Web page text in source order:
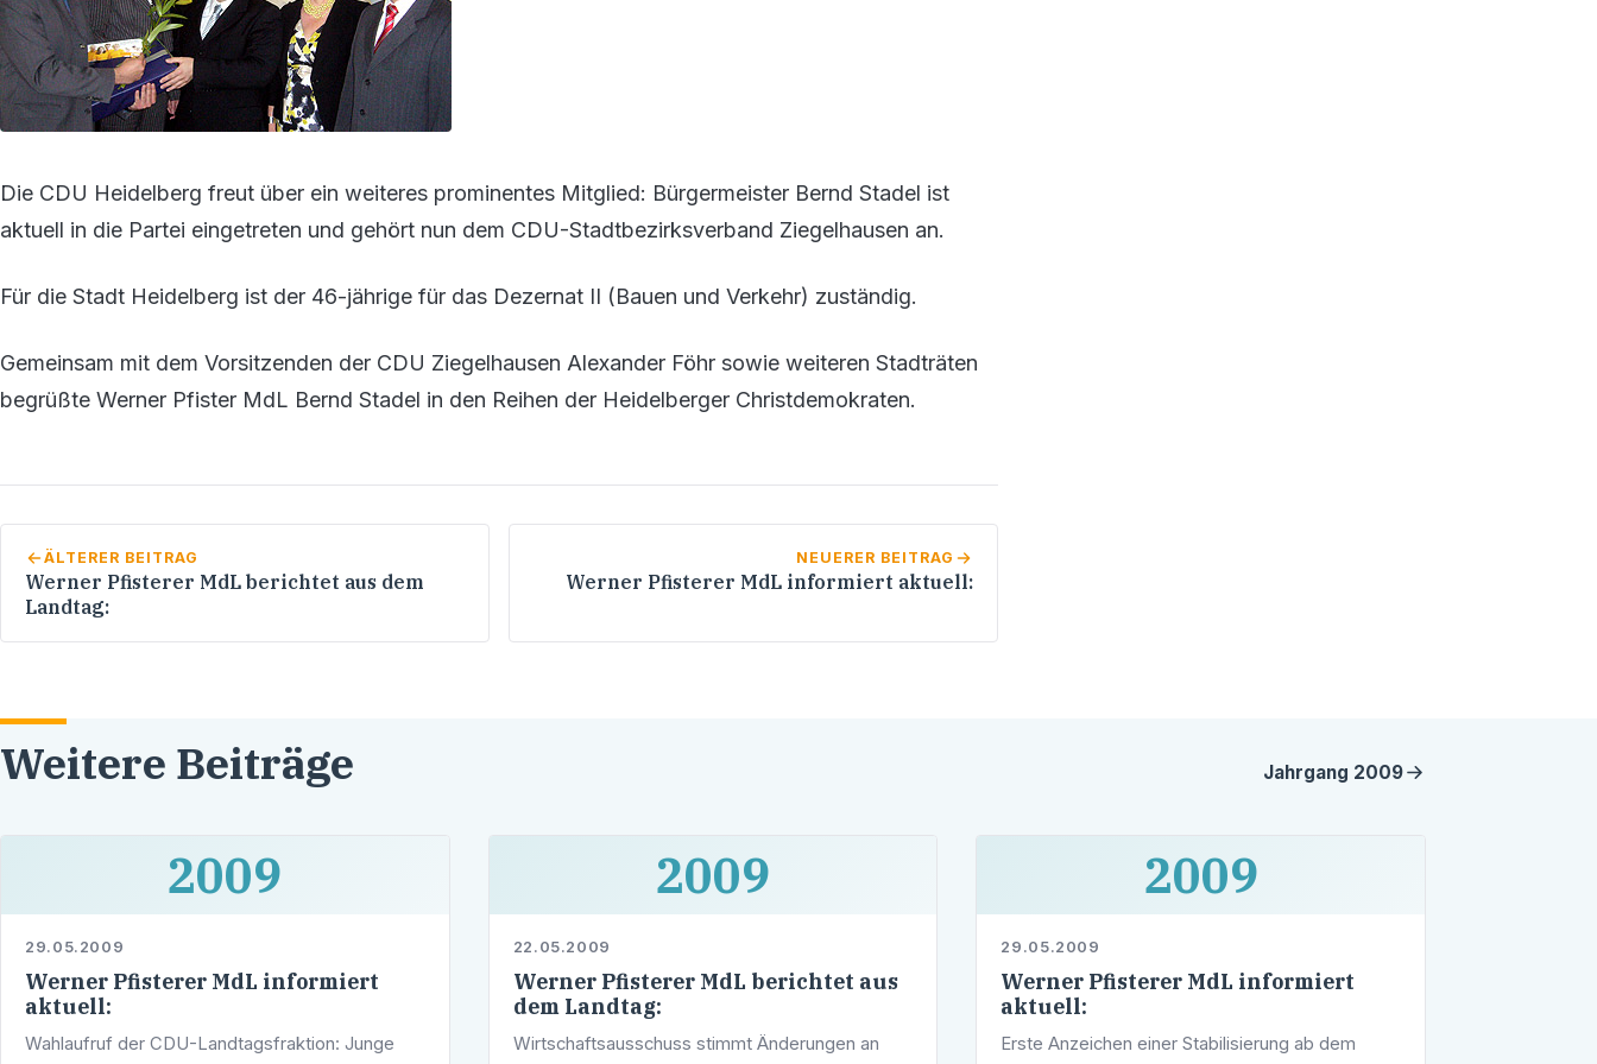
Die CDU Heidelberg freut über ein weiteres prominentes Mitglied: Bürgermeister Bernd Stadel ist
aktuell in die Partei eingetreten und gehört nun dem CDU-Stadtbezirksverband Ziegelhausen an.
Für die Stadt Heidelberg ist der 46-jährige für das Dezernat II (Bauen und Verkehr) zuständig.
Gemeinsam mit dem Vorsitzenden der CDU Ziegelhausen Alexander Föhr sowie weiteren Stadträten
begrüßte Werner Pfister MdL Bernd Stadel in den Reihen der Heidelberger Christdemokraten.
ÄLTERER BEITRAG
Werner Pfisterer MdL berichtet aus dem
Landtag:
NEUERER BEITRAG
Werner Pfisterer MdL informiert aktuell:
Weitere Beiträge Jahrgang 2009
2009
29.05.2009
Werner Pfisterer MdL informiert
aktuell:
Wahlaufruf der CDU-Landtagsfraktion: Junge
2009
22.05.2009
Werner Pfisterer MdL berichtet aus
dem Landtag:
Wirtschaftsausschuss stimmt Änderungen an
2009
29.05.2009
Werner Pfisterer MdL informiert
aktuell:
Erste Anzeichen einer Stabilisierung ab dem